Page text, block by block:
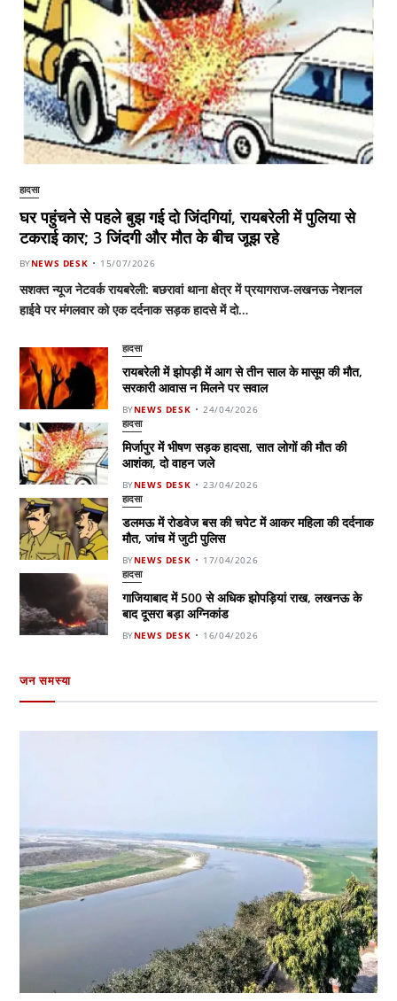
हादसा
घर पहुंचने से पहले बुझ गई दो जिंदगियां, रायबरेली में पुलिया से
टकराई कार; 3 जिंदगी और मौत के बीच जूझ रहे
BYNEWS DESK 15/07/2026
सशक्त न्यूज नेटवर्क रायबरेली: बछरावां थाना क्षेत्र में प्रयागराज-लखनऊ नेशनल
हाईवे पर मंगलवार को एक दर्दनाक सड़क हादसे में दो…
हादसा
रायबरेली में झोपड़ी में आग से तीन साल के मासूम की मौत,
सरकारी आवास न मिलने पर सवाल
BYNEWS DESK 24/04/2026
हादसा
मिर्जापुर में भीषण सड़क हादसा, सात लोगों की मौत की
आशंका, दो वाहन जले
BYNEWS DESK 23/04/2026
हादसा
डलमऊ में रोडवेज बस की चपेट में आकर महिला की दर्दनाक
मौत, जांच में जुटी पुलिस
BYNEWS DESK 17/04/2026
हादसा
गाजियाबाद में 500 से अधिक झोपड़ियां राख, लखनऊ के
बाद दूसरा बड़ा अग्निकांड
BYNEWS DESK 16/04/2026
जन समस्या